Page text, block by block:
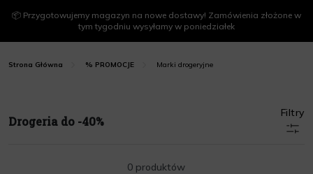
📦 Przygotowujemy magazyn na nowe dostawy! Zamówienia złożone w
tym tygodniu wysyłamy w poniedziałek
Strona Główna % PROMOCJE Marki drogeryjne
Drogeria do -40%
Filtry
0 produktów